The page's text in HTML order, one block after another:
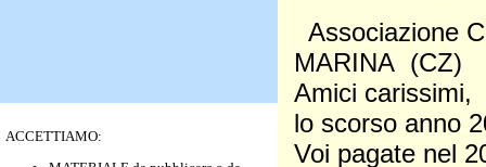
ACCETTIAMO:
Associazione
MARINA (CZ)
Amici carissimi,
lo scorso anno
Voi pagate nel